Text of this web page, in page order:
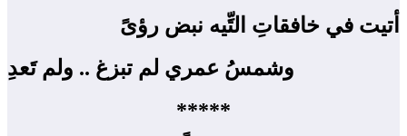
أتيت في خافقاتِ التِّيه نبض رؤىً
وشمسُ عمري لم تبزغ .. ولم تَعدِ
*****